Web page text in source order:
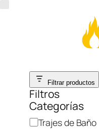
Saltar
contenido
Filtrar productos
Filtros
Categorías
C Trajes de Baño